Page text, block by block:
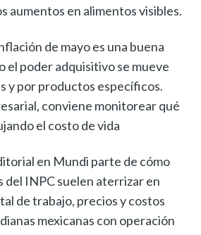
aumentos en alimentos visibles.
de mayo es una buena
el poder adquisitivo se mueve
y por productos específicos.
conviene monitorear qué
el costo de vida
en Mundi parte de cómo
del INPC suelen aterrizar en
de trabajo, precios y costos
mexicanas con operación